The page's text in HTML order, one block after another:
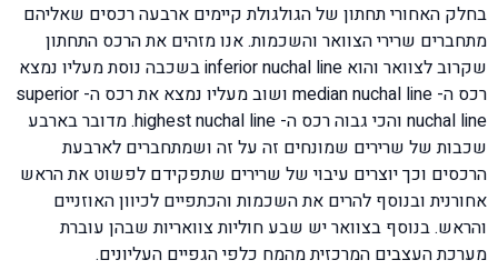
בחלק האחורי תחתון של הגולגולת קיימים ארבעה רכסים שאליהם
מתחברים שרירי הצוואר והשכמות. אנו מזהים את הרכס התחתון
שקרוב לצוואר והוא inferior nuchal line בשכבה נוסת מעליו נמצא
רכס ה- median nuchal line ושוב מעליו נמצא את רכס ה- superior
nuchal line והכי גבוה רכס ה- highest nuchal line. מדובר בארבע
שכבות של שרירים שמונחים זה על זה ושמתחברים לארבעת
הרכסים וכך יוצרים עיבוי של שרירים שתפקידם לפשוט את הראש
אחורנית ובנוסף להרים את השכמות והכתפיים לכיוון האוזניים
והראש. בנוסף בצוואר יש שבע חוליות צוואריות שבהן עוברת
מערכת העצבים המרכזית מהמח כלפי הגפיים העליונים.